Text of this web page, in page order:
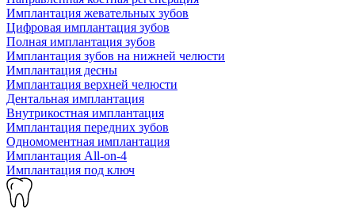
Имплантация жевательных зубов
Цифровая имплантация зубов
Полная имплантация зубов
Имплантация зубов на нижней челюсти
Имплантация десны
Имплантация верхней челюсти
Дентальная имплантация
Внутрикостная имплантация
Имплантация передних зубов
Одномоментная имплантация
Имплантация All-on-4
Имплантация под ключ